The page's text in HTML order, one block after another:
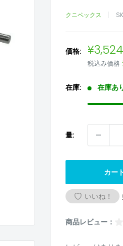
クニペックス
価格: 販
売
価
格
税込み価格
在庫: 在庫あ
量:
カー
いいね！
商品レビュー：